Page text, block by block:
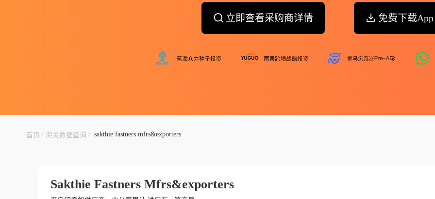
立即查看采购商详情 免费下载App
首页 / 海关数据查询 / sakthie fastners mfrs&exporters
Sakthie Fastners Mfrs&exporters